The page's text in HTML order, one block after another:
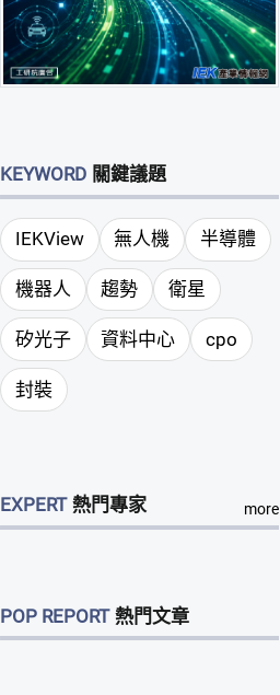
KEYWORD 關鍵議題
IEKView 無人機 半導體
機器人 趨勢 衛星
矽光子 資料中心 cpo
封裝
EXPERT 熱門專家 more
POP REPORT 熱門文章